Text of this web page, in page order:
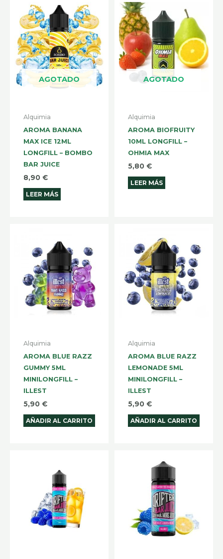
AGOTADO
Alquimia
AROMA BANANA
MAX ICE 12ML
LONGFILL – BOMBO
BAR JUICE
8,90 €
LEER MÁS
AGOTADO
Alquimia
AROMA BIOFRUITY
10ML LONGFILL –
OHMIA MAX
5,80 €
LEER MÁS
Alquimia
AROMA BLUE RAZZ
GUMMY 5ML
MINILONGFILL –
ILLEST
5,90 €
AÑADIR AL CARRITO
Alquimia
AROMA BLUE RAZZ
LEMONADE 5ML
MINILONGFILL –
ILLEST
5,90 €
AÑADIR AL CARRITO